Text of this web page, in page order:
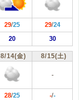
29/25 29/24
20 30
8/14(金) 8/15(土)
-
28/25 -/-